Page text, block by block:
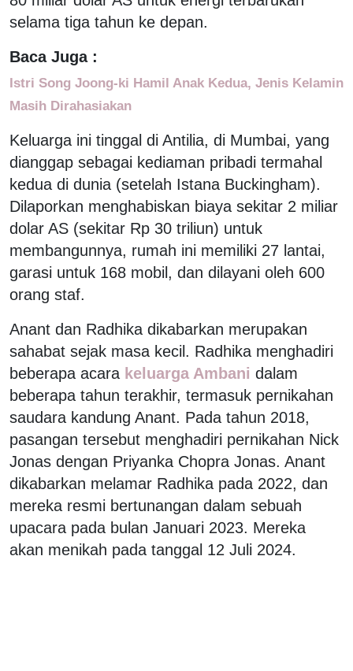
selama tiga tahun ke depan.
Baca Juga :
Istri Song Joong-ki Hamil Anak Kedua, Jenis Kelamin
Masih Dirahasiakan
Keluarga ini tinggal di Antilia, di Mumbai, yang
dianggap sebagai kediaman pribadi termahal
kedua di dunia (setelah Istana Buckingham).
Dilaporkan menghabiskan biaya sekitar 2 miliar
dolar AS (sekitar Rp 30 triliun) untuk
membangunnya, rumah ini memiliki 27 lantai,
garasi untuk 168 mobil, dan dilayani oleh 600
orang staf.
Anant dan Radhika dikabarkan merupakan
sahabat sejak masa kecil. Radhika menghadiri
beberapa acara keluarga Ambani dalam
beberapa tahun terakhir, termasuk pernikahan
saudara kandung Anant. Pada tahun 2018,
pasangan tersebut menghadiri pernikahan Nick
Jonas dengan Priyanka Chopra Jonas. Anant
dikabarkan melamar Radhika pada 2022, dan
mereka resmi bertunangan dalam sebuah
upacara pada bulan Januari 2023. Mereka
akan menikah pada tanggal 12 Juli 2024.